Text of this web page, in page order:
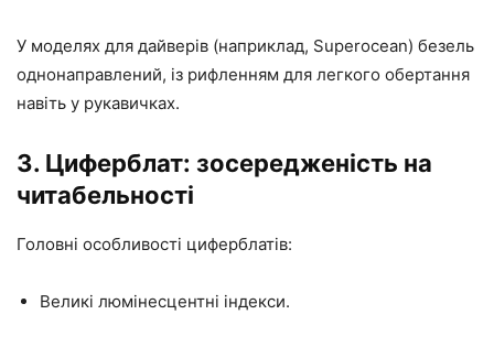
У моделях для дайверів (наприклад, Superocean) безель
однонаправлений, із рифленням для легкого обертання
навіть у рукавичках.
3. Циферблат: зосередженість на
читабельності
Головні особливості циферблатів:
Великі люмінесцентні індекси.